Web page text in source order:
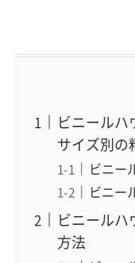
運営責任者
解体業界専門の
年以上、企画・執
で、メディア運営
段にある空き家問題
域を広げている。
たいという想いか
体」を立ち上げ、
ビニールハ
サイズ別の
ビニー
ビニー
ビニール
方法